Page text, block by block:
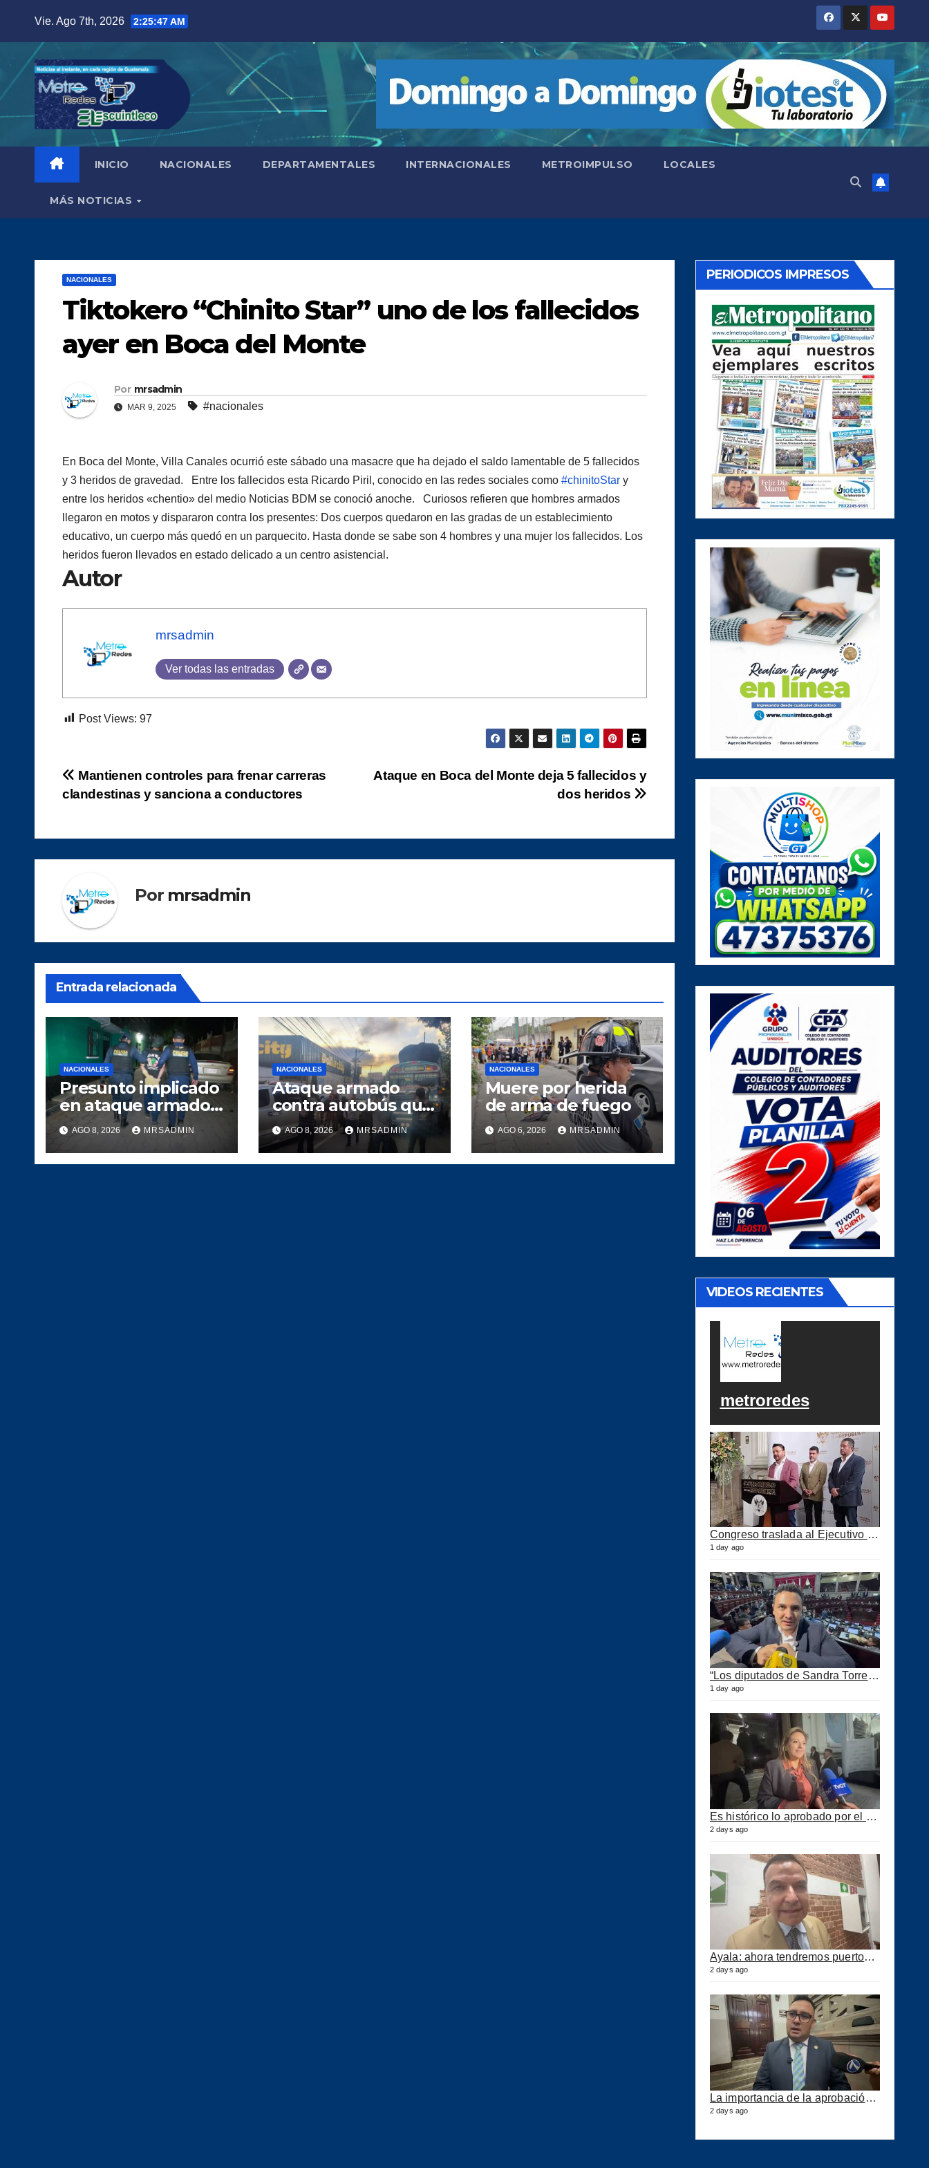
contenido
Vie. Ago 7th, 2026 2:25:48 AM
INICIO NACIONALES DEPARTAMENTALES INTERNACIONALES METROIMPULSO LOCALES
MÁS NOTICIAS
NACIONALES
Tiktokero “Chinito Star” uno de los fallecidos
ayer en Boca del Monte
Por mrsadmin
MAR 9, 2025 #nacionales
En Boca del Monte, Villa Canales ocurrió este sábado una masacre que ha dejado el saldo lamentable de 5 fallecidos
y 3 heridos de gravedad. Entre los fallecidos esta Ricardo Piril, conocido en las redes sociales como #chinitoStar y
entre los heridos «chentio» del medio Noticias BDM se conoció anoche. Curiosos refieren que hombres armados
llegaron en motos y dispararon contra los presentes: Dos cuerpos quedaron en las gradas de un establecimiento
educativo, un cuerpo más quedó en un parquecito. Hasta donde se sabe son 4 hombres y una mujer los fallecidos. Los
heridos fueron llevados en estado delicado a un centro asistencial.
Autor
mrsadmin
Ver todas las entradas
Post Views: 97
Navegación
entradas
Ataque en Boca del Monte deja 5 fallecidos y
dos heridos
Mantienen controles para frenar carreras
clandestinas y sanciona a conductores
Por mrsadmin
Entrada relacionada
NACIONALES
Presunto implicado
en ataque armado
es capturado tras
persecución policial
en Villa Nueva
AGO 8, 2026 MRSADMIN
NACIONALES
Ataque armado
contra autobús que
se dirigía a Quiché
deja dos heridos
AGO 8, 2026 MRSADMIN
NACIONALES
Muere por herida
de arma de fuego
AGO 6, 2026 MRSADMIN
PERIODICOS IMPRESOS
VIDEOS RECIENTES
metroredes
Congreso traslada al Ejecutivo las reformas a la Ley del IUSI tras firma del Decreto 18-2026
1 day ago
“Los diputados de Sandra Torres lo que quieren es extorsionar” expresa Samuel Pérez
1 day ago
Es histórico lo aprobado por el Congreso ahora se podrán construir puertos privados
2 days ago
Ayala: ahora tendremos puertos eficientes y seguros con esta ley aprobada
2 days ago
La importancia de la aprobación de la ley de puertos
2 days ago